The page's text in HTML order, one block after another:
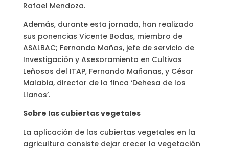
Rafael Mendoza.
Además, durante esta jornada, han realizado
sus ponencias Vicente Bodas, miembro de
ASALBAC; Fernando Mañas, jefe de servicio de
Investigación y Asesoramiento en Cultivos
Leñosos del ITAP, Fernando Mañanas, y César
Malabia, director de la finca ‘Dehesa de los
Llanos’.
Sobre las cubiertas vegetales
La aplicación de las cubiertas vegetales en la
agricultura consiste dejar crecer la vegetación